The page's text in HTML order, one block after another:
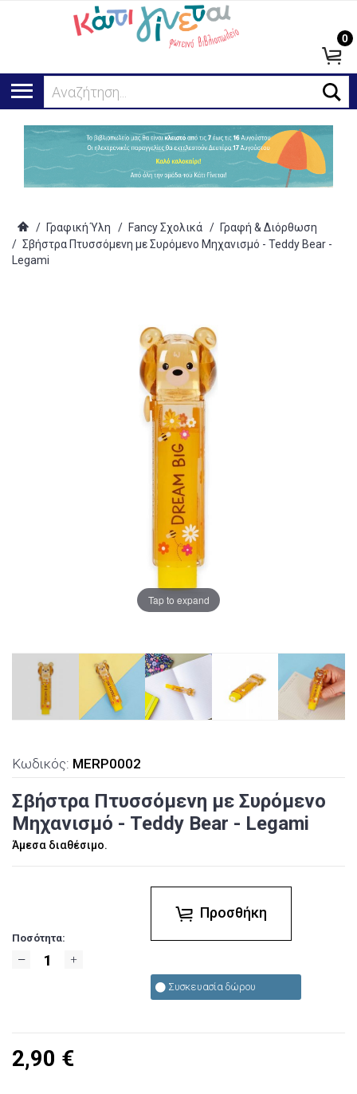
Αναζήτηση...
0
/ Γραφική Ύλη / Fancy Σχολικά / Γραφή & Διόρθωση
/ Σβήστρα Πτυσσόμενη με Συρόμενο Μηχανισμό - Teddy Bear -
Legami
Tap to expand
Κωδικός: MERP0002
Σβήστρα Πτυσσόμενη με Συρόμενο
Μηχανισμό - Teddy Bear - Legami
Άμεσα διαθέσιμο.
Ποσότητα:
Προσθήκη
Συσκευασία δώρου
2,90 €